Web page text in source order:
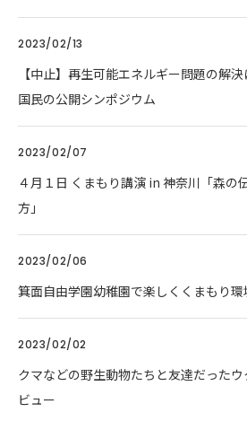
2023/02/13
【中止】再生可能エネルギー問題の解
国民の公開シンポジウム
2023/02/07
４月１日 くまもり講演 in 神奈川「森の
方」
2023/02/06
箕面自由学園幼稚園で楽しくくまもり環
2023/02/02
クマなどの野生動物たちと友達だった
ビュー